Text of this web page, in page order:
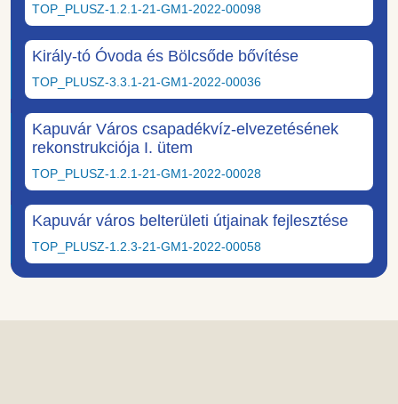
TOP_PLUSZ-1.2.1-21-GM1-2022-00098
Király-tó Óvoda és Bölcsőde bővítése
TOP_PLUSZ-3.3.1-21-GM1-2022-00036
Kapuvár Város csapadékvíz-elvezetésének
rekonstrukciója I. ütem
TOP_PLUSZ-1.2.1-21-GM1-2022-00028
Kapuvár város belterületi útjainak fejlesztése
TOP_PLUSZ-1.2.3-21-GM1-2022-00058